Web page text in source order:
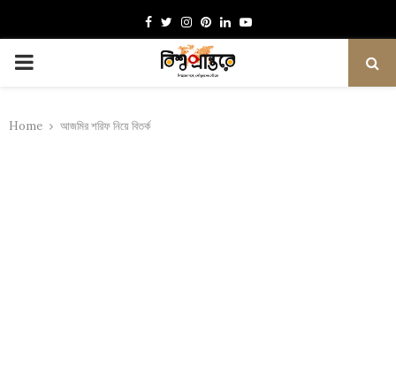
Facebook
TwitterInstagram
Pinterest
LinkedinYoutube
PRIMARY
Home আজমির শরিফ নিয়ে বিতর্ক